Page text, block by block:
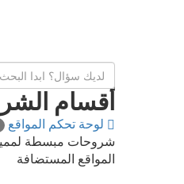
أقسام
لوحة تحكم المواقع
شروحات مبسطة
المواقع المستضافة